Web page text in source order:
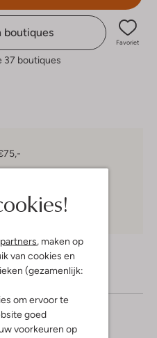
, maken op
van cookies en
(gezamenlijk:
om ervoor te
goed
voorkeuren op
boutiques
Favoriet
37 boutiques